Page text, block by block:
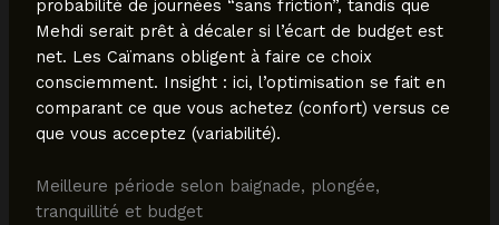
probabilité de journées “sans friction”, tandis que
Mehdi serait prêt à décaler si l’écart de budget est
net. Les Caïmans obligent à faire ce choix
consciemment. Insight : ici, l’optimisation se fait en
comparant ce que vous achetez (confort) versus ce
que vous acceptez (variabilité).
Meilleure période selon baignade, plongée,
tranquillité et budget